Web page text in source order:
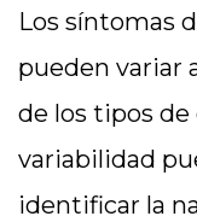
Los síntomas
pueden variar
de los tipos
variabilidad
identificar la